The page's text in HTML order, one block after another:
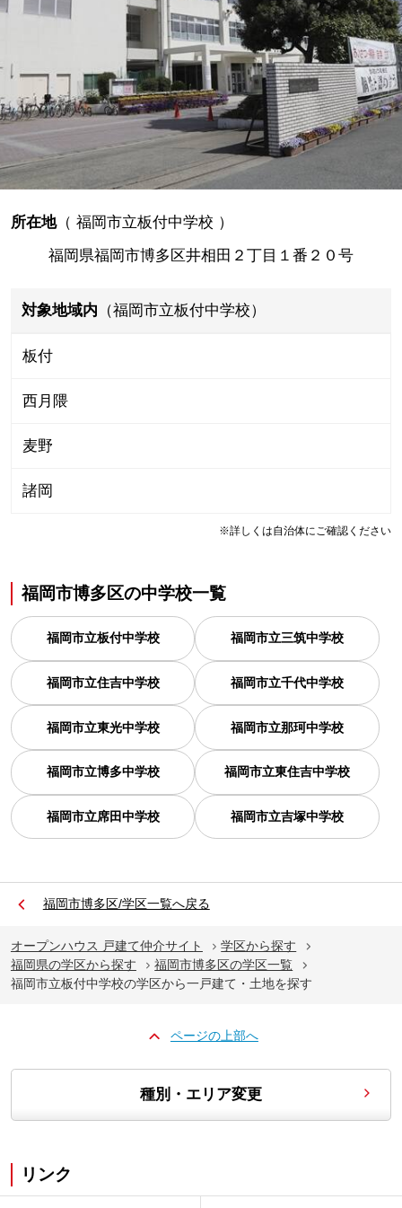
所在地（ 福岡市立板付中学校 ）
福岡県福岡市博多区井相田２丁目１番２０号
対象地域内 （福岡市立板付中学校）
板付
西月隈
麦野
諸岡
※詳しくは自治体にご確認ください
福岡市博多区の中学校一覧
福岡市立板付中学校 福岡市立三筑中学校
福岡市立住吉中学校 福岡市立千代中学校
福岡市立東光中学校 福岡市立那珂中学校
福岡市立博多中学校 福岡市立東住吉中学校
福岡市立席田中学校 福岡市立吉塚中学校
福岡市博多区/学区一覧へ戻る
オープンハウス 戸建て仲介サイト
学区から探す
福岡県の学区から探す
福岡市博多区の学区一覧
福岡市立板付中学校の学区から一戸建て・土地を探す
ページの上部へ
種別・エリア変更
リンク